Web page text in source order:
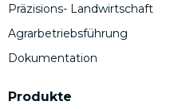
Präzisions- Landwirtschaft
Agrarbetriebsführung
Dokumentation
Produkte